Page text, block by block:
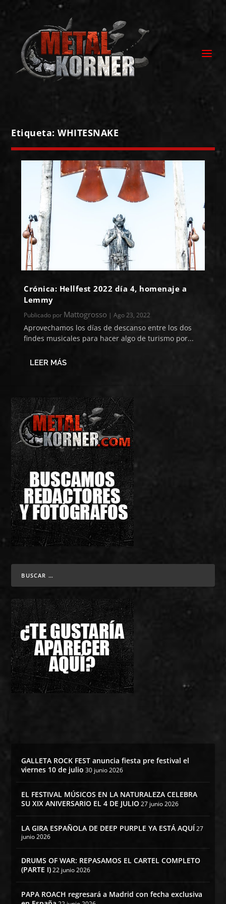
Etiqueta:WHITESNAKE
Crónica: Hellfest 2022 día 4, homenaje a
Lemmy
Publicado por Mattogrosso |Ago 23, 2022
Aprovechamos los días de descanso entre los dos
findes musicales para hacer algo de turismo por...
LEER MÁS
GALLETA ROCK FEST anuncia fiesta pre festival el
viernes 10 de julio 30 junio 2026
EL FESTIVAL MÚSICOS EN LA NATURALEZA CELEBRA
SU XIX ANIVERSARIO EL 4 DE JULIO 27 junio 2026
LA GIRA ESPAÑOLA DE DEEP PURPLE YA ESTÁ AQUÍ27
junio 2026
DRUMS OF WAR: REPASAMOS EL CARTEL COMPLETO
(PARTE I) 22 junio 2026
PAPA ROACH regresará a Madrid con fecha exclusiva